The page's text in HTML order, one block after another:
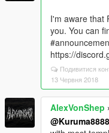
I'm aware that
you. You can
https://
Подивитися
13 Червня 2018
AlexVonShep
@Kuruma8888